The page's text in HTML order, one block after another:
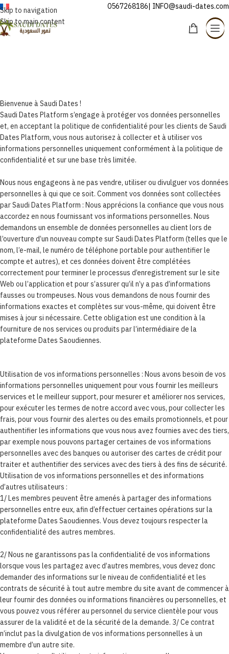
Skip to navigation
Skip to main content
FRANÇAIS 0567268186| INFO@saudi-dates.com
Bienvenue à Saudi Dates !
Saudi Dates Platform s’engage à protéger vos données personnelles
et, en acceptant la politique de confidentialité pour les clients de Saudi
Dates Platform, vous nous autorisez à collecter et à utiliser vos
informations personnelles uniquement conformément à la politique de
confidentialité et sur une base très limitée.
Nous nous engageons à ne pas vendre, utiliser ou divulguer vos données
personnelles à qui que ce soit. Comment vos données sont collectées
par Saudi Dates Platform : Nous apprécions la confiance que vous nous
accordez en nous fournissant vos informations personnelles. Nous
demandons un ensemble de données personnelles au client lors de
l’ouverture d’un nouveau compte sur Saudi Dates Platform (telles que le
nom, l’e-mail, le numéro de téléphone portable pour authentifier le
compte et autres), et ces données doivent être complétées
correctement pour terminer le processus d’enregistrement sur le site
Web ou l’application et pour s’assurer qu’il n’y a pas d’informations
fausses ou trompeuses. Nous vous demandons de nous fournir des
informations exactes et complètes sur vous-même, qui doivent être
mises à jour si nécessaire. Cette obligation est une condition à la
fourniture de nos services ou produits par l’intermédiaire de la
plateforme Dates Saoudiennes.
Utilisation de vos informations personnelles : Nous avons besoin de vos
informations personnelles uniquement pour vous fournir les meilleurs
services et le meilleur support, pour mesurer et améliorer nos services,
pour exécuter les termes de notre accord avec vous, pour collecter les
frais, pour vous fournir des alertes ou des emails promotionnels, et pour
authentifier les informations que vous nous avez fournies avec des tiers,
par exemple nous pouvons partager certaines de vos informations
personnelles avec des banques ou autoriser des cartes de crédit pour
traiter et authentifier des services avec des tiers à des fins de sécurité.
Utilisation de vos informations personnelles et des informations
d’autres utilisateurs :
1/ Les membres peuvent être amenés à partager des informations
personnelles entre eux, afin d’effectuer certaines opérations sur la
plateforme Dates Saoudiennes. Vous devez toujours respecter la
confidentialité des autres membres.
2/ Nous ne garantissons pas la confidentialité de vos informations
lorsque vous les partagez avec d’autres membres, vous devez donc
demander des informations sur le niveau de confidentialité et les
contrats de sécurité à tout autre membre du site avant de commencer à
leur fournir des données ou informations financières ou personnelles, et
vous pouvez vous référer au personnel du service clientèle pour vous
assurer de la validité et de la sécurité de la demande. 3/ Ce contrat
n’inclut pas la divulgation de vos informations personnelles à un
membre d’un autre site.